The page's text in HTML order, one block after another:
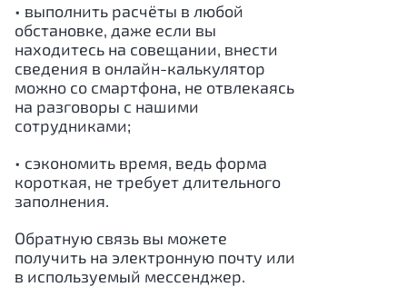
• выполнить расчёты в любой
обстановке, даже если вы
находитесь на совещании, внести
сведения в онлайн-калькулятор
можно со смартфона, не отвлекаясь
на разговоры с нашими
сотрудниками;
• сэкономить время, ведь форма
короткая, не требует длительного
заполнения.
Обратную связь вы можете
получить на электронную почту или
в используемый мессенджер.